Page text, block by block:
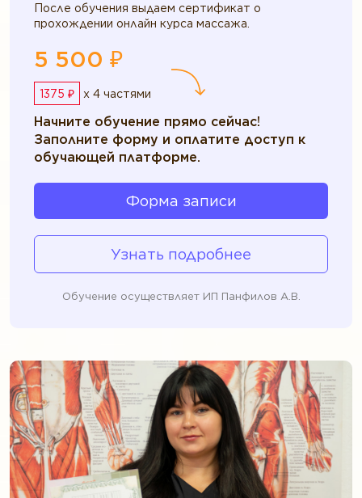
После обучения выдаем сертификат о
прохождении онлайн курса массажа.
5 500 ₽
1375 ₽ x 4 частями
Начните обучение прямо сейчас!
Заполните форму и оплатите доступ к
обучающей платформе.
Форма записи
Узнать подробнее
Обучение осуществляет ИП Панфилов А.В.